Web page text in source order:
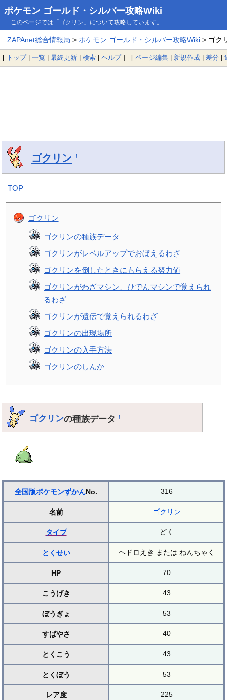
ポケモン ゴールド・シルバー攻略Wiki
このページでは「ゴクリン」について攻略しています。
ZAPAnet総合情報局 > ポケモン ゴールド・シルバー攻略Wiki> ゴク
[ トップ| 一覧 | 最終更新 | 検索 | ヘルプ] [ ページ編集 | 新規作成 | 差分 |
ゴクリン †
TOP
ゴクリン
ゴクリンの種族データ
ゴクリンがレベルアップでおぼえるわざ
ゴクリンを倒したときにもらえる努力値
ゴクリンがわざマシン、ひでんマシンで覚えられ
るわざ
ゴクリンが遺伝で覚えられるわざ
ゴクリンの出現場所
ゴクリンの入手方法
ゴクリンのしんか
ゴクリンの種族データ†
全国版ポケモンずかんNo. 316
名前 ゴクリン
タイプ どく
とくせい ヘドロえき または ねんちゃく
HP 70
こうげき 43
ぼうぎょ 53
すばやさ 40
とくこう 43
とくぼう 53
レア度 225